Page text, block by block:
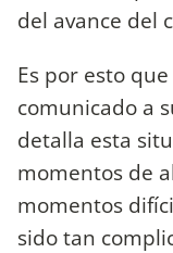
del avance del
Es por esto
comunicado a
detalla esta
momentos de
momentos
sido tan